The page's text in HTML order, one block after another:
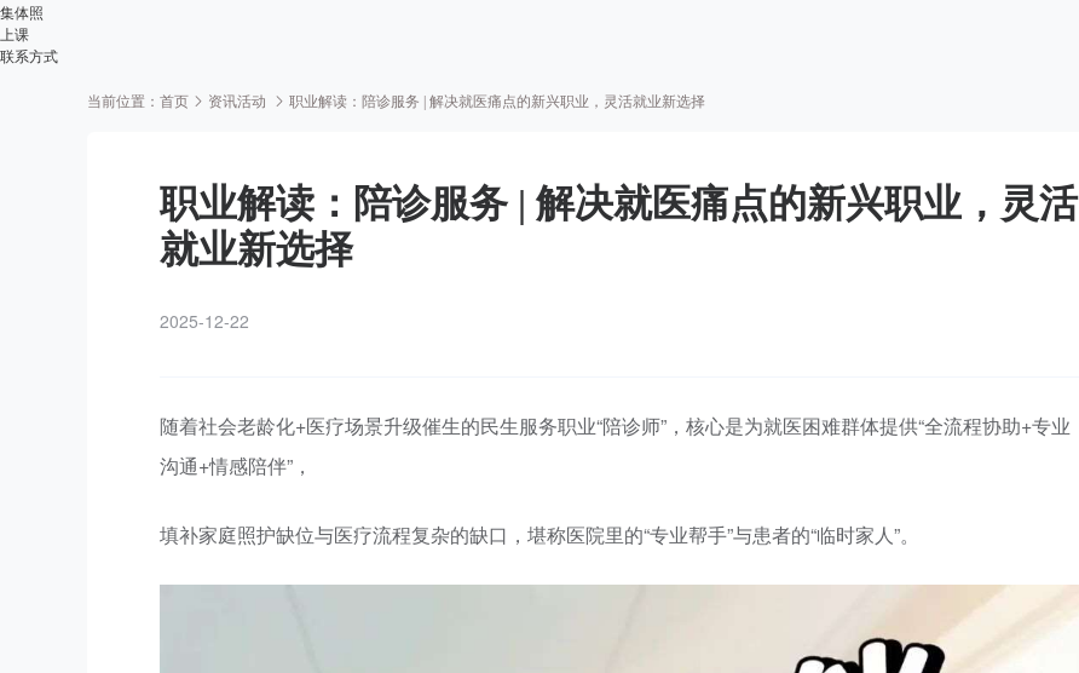
集体照
上课
联系方式
当前位置： 首页 资讯活动 职业解读：陪诊服务 | 解决就医痛点的新兴职业，灵活就业新选择
职业解读：陪诊服务 | 解决就医痛点的新兴职业，灵活
就业新选择
2025-12-22
随着社会老龄化+医疗场景升级催生的民生服务职业“陪诊师”，核心是为就医困难群体提供“全流程协助+专业
沟通+情感陪伴”，
填补家庭照护缺位与医疗流程复杂的缺口，堪称医院里的“专业帮手”与患者的“临时家人”。